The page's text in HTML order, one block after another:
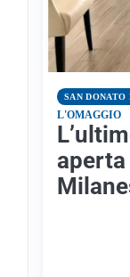
SAN
L'OMAGGIO
aperta